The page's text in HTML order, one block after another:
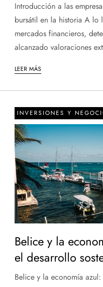
Introducción a las
bursátil en la historia A
mercados financieros,
alcanzado valoraciones
LEER MÁS
INVERSIONES Y
Belice y la
el desarrollo
Belice y la economía